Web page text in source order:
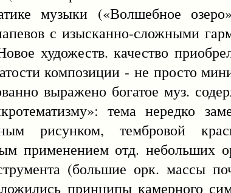
музыки («Волшебное
с изысканно-сложными
художеств. качество
композиции - не просто
выражено богатое муз.
тема нередко
рисунком, тембровой
применением отд. небольших
(большие орк. массы
принципы камерного